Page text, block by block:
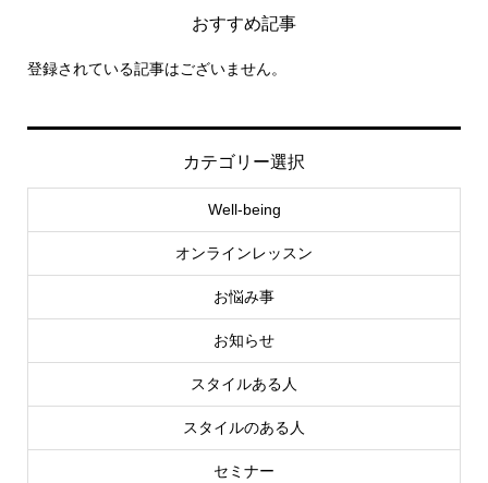
おすすめ記事
登録されている記事はございません。
カテゴリー選択
Well-being
オンラインレッスン
お悩み事
お知らせ
スタイルある人
スタイルのある人
セミナー